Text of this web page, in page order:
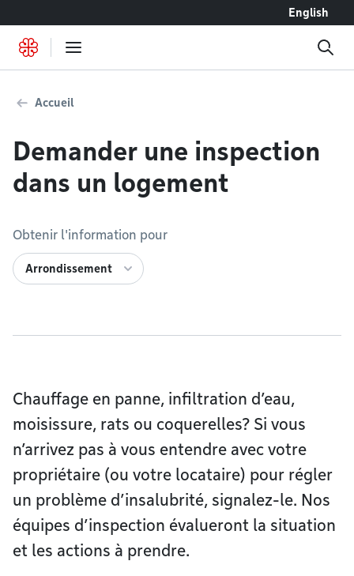
English
Accueil
Demander une inspection
dans un logement
Obtenir l'information pour
Arrondissement
Chauffage en panne, infiltration d’eau,
moisissure, rats ou coquerelles? Si vous
n’arrivez pas à vous entendre avec votre
propriétaire (ou votre locataire) pour régler
un problème d’insalubrité, signalez-le. Nos
équipes d’inspection évalueront la situation
et les actions à prendre.